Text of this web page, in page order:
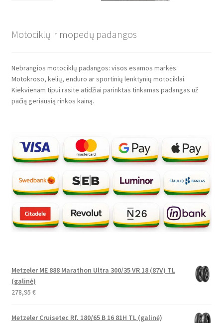
Motociklų ir mopedų padangos
Nebrangios motociklų padangos: visos esamos markės.
Motokroso, kelių, enduro ar sportinių lenktynių motociklai.
Kiekvienam tipui rasite atidžiai parinktas tinkamas padangas už
pačią geriausią rinkos kainą.
Metzeler ME 888 Marathon Ultra 300/35 VR 18 (87V) TL
(galinė)
278,95 €
Metzeler Cruisetec Rf. 180/65 B 16 81H TL (galinė)